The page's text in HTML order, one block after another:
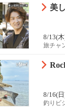
美
8/13(
旅チャ
8/16(
釣りビ